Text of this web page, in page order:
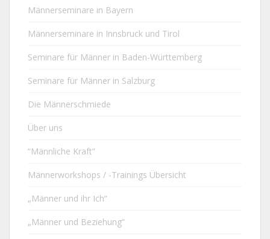
Männerseminare in Bayern
Männerseminare in Innsbruck und Tirol
Seminare für Männer in Baden-Württemberg
Seminare für Männer in Salzburg
Die Männerschmiede
Über uns
“Männliche Kraft”
Männerworkshops / -Trainings Übersicht
„Männer und ihr Ich“
„Männer und Beziehung“